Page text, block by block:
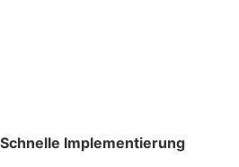
Schnelle Implementierung